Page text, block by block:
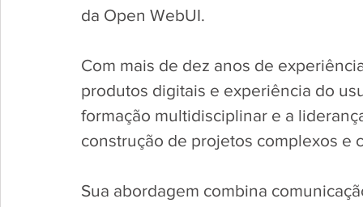
da Open WebUI.
Com mais de dez anos de
produtos digitais e experiência do
formação multidisciplinar e a
construção de projetos complexos e
Sua abordagem combina